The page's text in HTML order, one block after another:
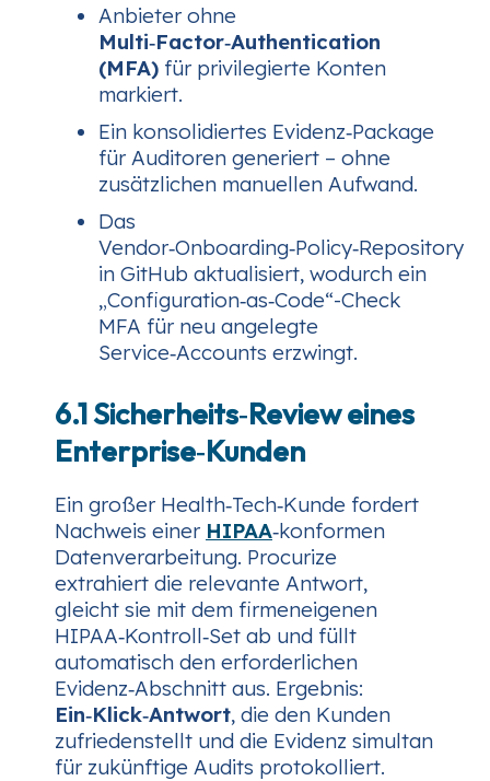
Anbieter ohne
Multi‑Factor‑Authentication
(MFA) für privilegierte Konten
markiert.
Ein konsolidiertes Evidenz‑Package
für Auditoren generiert – ohne
zusätzlichen manuellen Aufwand.
Das
Vendor‑Onboarding‑Policy‑Repository
in GitHub aktualisiert, wodurch ein
„Configuration‑as‑Code“-Check
MFA für neu angelegte
Service‑Accounts erzwingt.
6.1 Sicherheits‑Review eines
Enterprise‑Kunden
Ein großer Health‑Tech‑Kunde fordert
Nachweis einer HIPAA‑konformen
Datenverarbeitung. Procurize
extrahiert die relevante Antwort,
gleicht sie mit dem firmeneigenen
HIPAA‑Kontroll‑Set ab und füllt
automatisch den erforderlichen
Evidenz‑Abschnitt aus. Ergebnis:
Ein‑Klick‑Antwort, die den Kunden
zufriedenstellt und die Evidenz simultan
für zukünftige Audits protokolliert.